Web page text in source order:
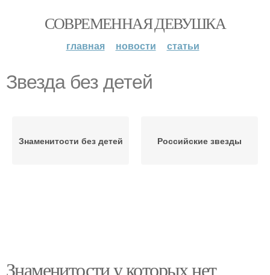
СОВРЕМЕННАЯ ДЕВУШКА
главная новости статьи
Звезда без детей
Знаменитости без детей Российские звезды
Знаменитости у которых нет